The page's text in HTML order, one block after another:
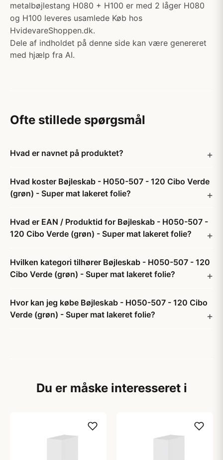
metalbøjlestang H080 + H100 er med 2 låger H080
og H100 leveres usamlede Køb hos
HvidevareShoppen.dk.
Dele af indholdet på denne side kan være genereret
med hjælp fra AI.
Ofte stillede spørgsmål
Hvad er navnet på produktet?
Hvad koster Bøjleskab - H050-507 - 120 Cibo Verde
(grøn) - Super mat lakeret folie?
Hvad er EAN / Produktid for Bøjleskab - H050-507 -
120 Cibo Verde (grøn) - Super mat lakeret folie?
Hvilken kategori tilhører Bøjleskab - H050-507 - 120
Cibo Verde (grøn) - Super mat lakeret folie?
Hvor kan jeg købe Bøjleskab - H050-507 - 120 Cibo
Verde (grøn) - Super mat lakeret folie?
Du er måske interesseret i